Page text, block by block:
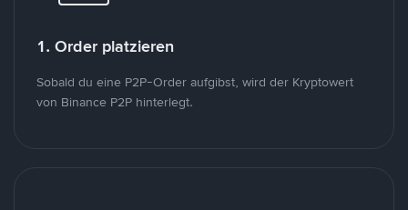
1. Order platzieren
Sobald du eine P2P-Order aufgibst, wird der Kryptowert
von Binance P2P hinterlegt.